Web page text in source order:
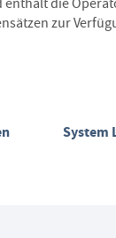
enthält die
zur
System